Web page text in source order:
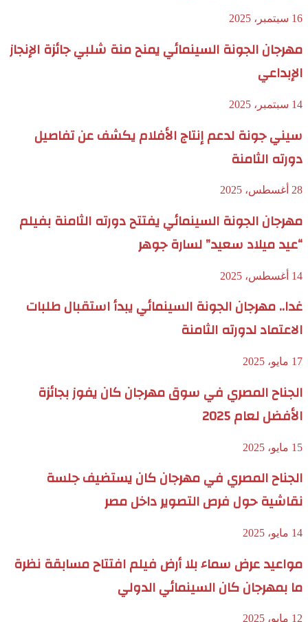
16 سبتمبر، 2025
مهرجان الجونة السينمائي يمنح منة شلبي جائزة الإنجاز
الإبداعي
14 سبتمبر، 2025
سيني جونة لدعم إنتاج الأفلام يكشف عن تفاصيل
دورته الثامنة
28 أغسطس، 2025
مهرجان الجونة السينمائي يفتتح دورته الثامنة بفيلم
“عيد ميلاد سعيد” لسارة جوهر
14 أغسطس، 2025
غدا.. مهرجان الجونة السينمائي يبدأ استقبال طلبات
الاعتماد لدورته الثامنة
17 مايو، 2025
الجناح المصري في سوق مهرجان كان يفوز بجائزة
الأفضل لعام 2025
15 مايو، 2025
الجناح المصري في مهرجان كان يستضيف جلسة
نقاشية حول فرص التصوير داخل مصر
14 مايو، 2025
مواعيد عرض سماء بلا أرض فيلم افتتاح مسابقة نظرة
ما بمهرجان كان السينمائي الدولي
12 مايو، 2025